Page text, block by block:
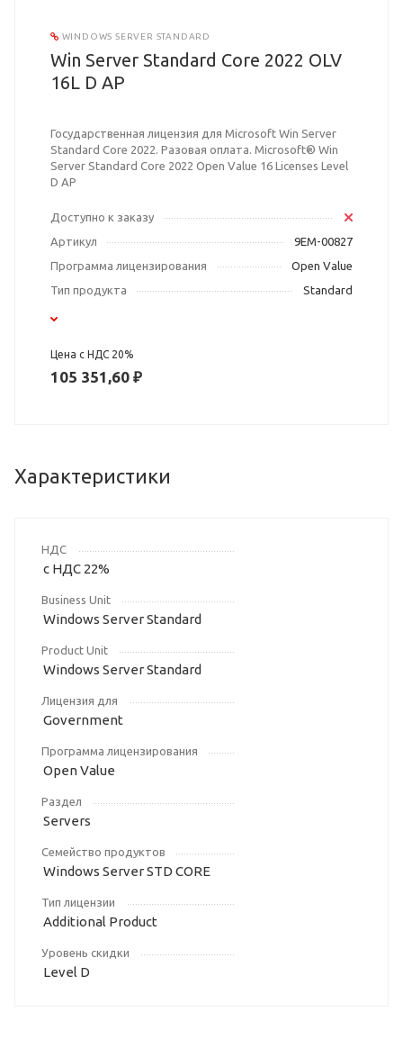
WINDOWS SERVER STANDARD
Win Server Standard Core 2022 OLV
16L D AP
Государственная лицензия для Microsoft Win Server
Standard Core 2022. Разовая оплата. Microsoft® Win
Server Standard Core 2022 Open Value 16 Licenses Level
D AP
Доступно к заказу
Артикул
9EM-00827
Программа лицензирования
Open Value
Тип продукта
Standard
Цена с НДС 20%
105 351,60 ₽
Характеристики
НДС
с НДС 22%
Business Unit
Windows Server Standard
Product Unit
Windows Server Standard
Лицензия для
Government
Программа лицензирования
Open Value
Раздел
Servers
Семейство продуктов
Windows Server STD CORE
Тип лицензии
Additional Product
Уровень скидки
Level D